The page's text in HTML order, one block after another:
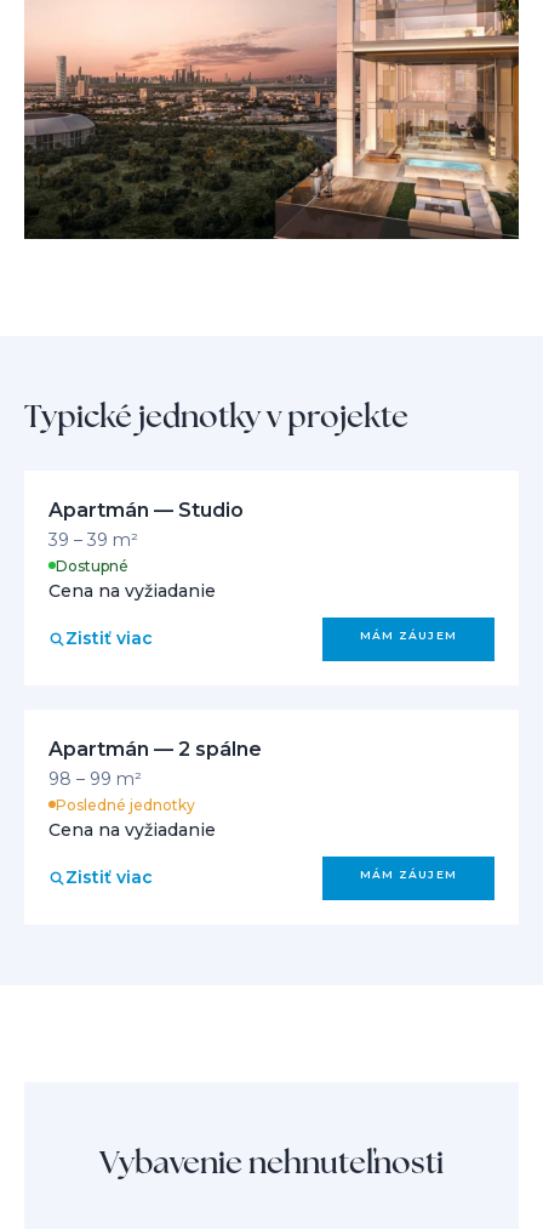
Typické jednotky v projekte
Apartmán — Studio
39 – 39 m²
Dostupné
Cena na vyžiadanie
Zistiť viac MÁM ZÁUJEM
Apartmán — 2 spálne
98 – 99 m²
Posledné jednotky
Cena na vyžiadanie
Zistiť viac MÁM ZÁUJEM
Vybavenie nehnuteľnosti